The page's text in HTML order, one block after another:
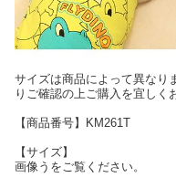
サイズは商品によって異なり
りご確認の上ご購入を宜しく
【商品番号】KM261T
【サイズ】
画像うをご覧ください。